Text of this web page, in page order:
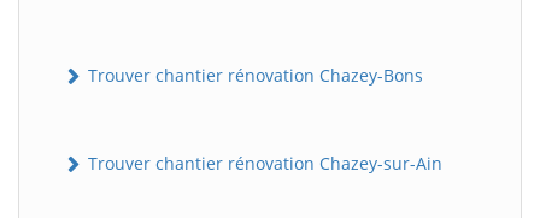
Trouver chantier rénovation Chazey-Bons
Trouver chantier rénovation Chazey-sur-Ain